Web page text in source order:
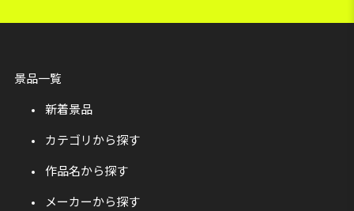
景品一覧
新着景品
カテゴリから探す
作品名から探す
メーカーから探す